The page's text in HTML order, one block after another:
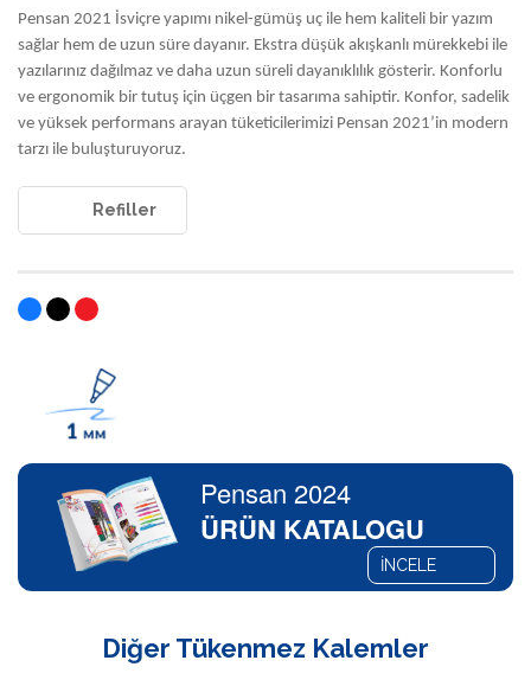
Pensan 2021 İsviçre yapımı nikel-gümüş uç ile hem kaliteli bir yazım
sağlar hem de uzun süre dayanır. Ekstra düşük akışkanlı mürekkebi ile
yazılarınız dağılmaz ve daha uzun süreli dayanıklılık gösterir. Konforlu
ve ergonomik bir tutuş için üçgen bir tasarıma sahiptir. Konfor, sadelik
ve yüksek performans arayan tüketicilerimizi Pensan 2021’in modern
tarzı ile buluşturuyoruz.
Refiller
Pensan 2024
ÜRÜN KATALOGU
İNCELE
Diğer Tükenmez Kalemler